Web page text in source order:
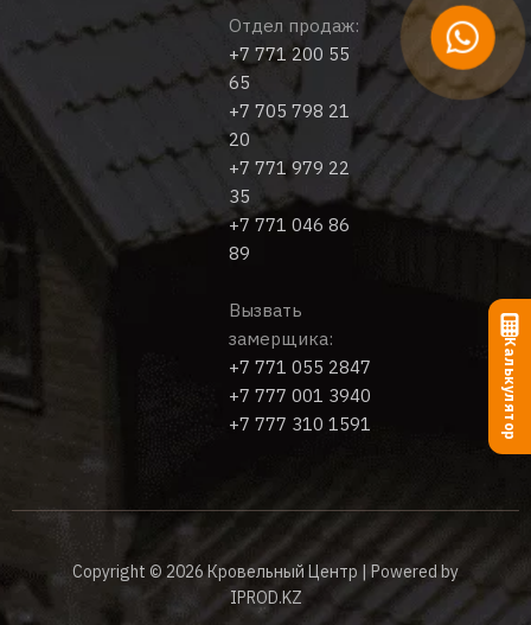
Отдел продаж:
+7 771 200 55
65
+7 705 798 21
20
+7 771 979 22
35
+7 771 046 86
89
Вызвать
замерщика:
+7 771 055 2847
+7 777 001 3940
+7 777 310 1591
Copyright © 2026 Кровельный Центр | Powered by
IPROD.KZ
Калькулятор